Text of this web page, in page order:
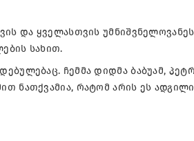
და ყველასთვის
სახით.
ჩემმა დიდმა ბაბუამ,
ნათქვამია, რატომ არის ეს